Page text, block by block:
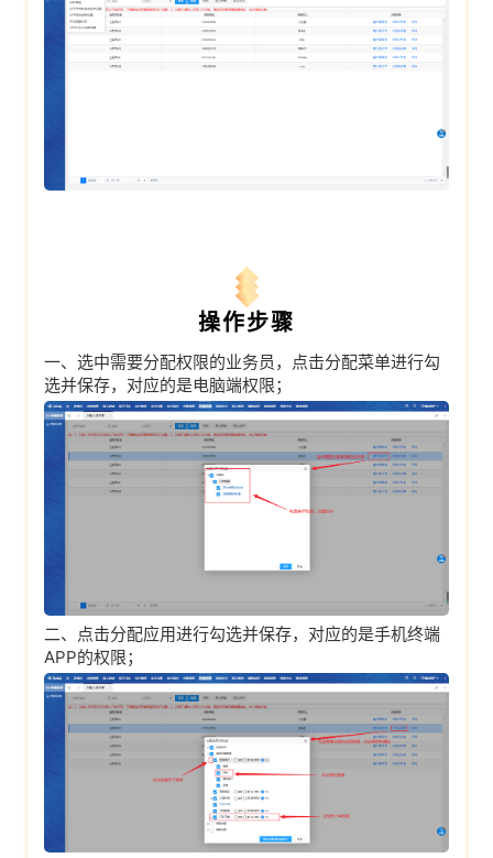
操作步骤
一、选中需要分配权限的业务员，点击分配菜单进行勾
选并保存，对应的是电脑端权限；
二、点击分配应用进行勾选并保存，对应的是手机终端
APP的权限；